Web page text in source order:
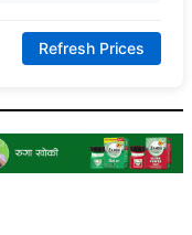
Refresh Prices